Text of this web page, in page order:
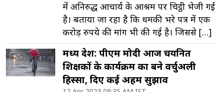
में अनिरुद्ध आचार्य के आश्रम पर चिट्ठी भेजी गई
है। बताया जा रहा है कि धमकी भरे पत्र में एक
करोड़ रुपये की मांग भी की गई है। जिससे […]
मध्य प्रदेश: पीएम मोदी आज चयनित
शिक्षकों के कार्यक्रम का बने वर्चुअली
हिस्सा, दिए कई अहम सुझाव